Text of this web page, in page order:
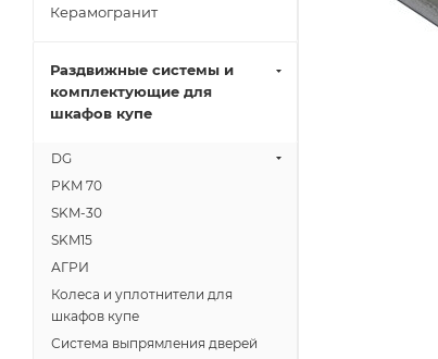
Керамогранит
Раздвижные системы и
комплектующие для
шкафов купе
DG
PKM 70
SKM-30
SKM15
АГРИ
Колеса и уплотнители для
шкафов купе
Система выпрямления дверей